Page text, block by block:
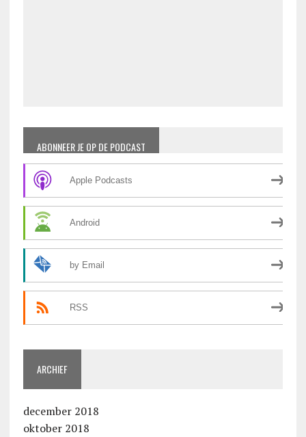
ABONNEER JE OP DE PODCAST
Apple Podcasts
Android
by Email
RSS
ARCHIEF
december 2018
oktober 2018